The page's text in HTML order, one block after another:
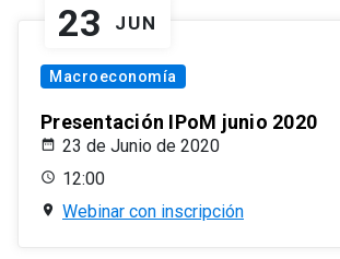
23 JUN
Macroeconomía
Presentación IPoM junio 2020
23 de Junio de 2020
12:00
Webinar con inscripción